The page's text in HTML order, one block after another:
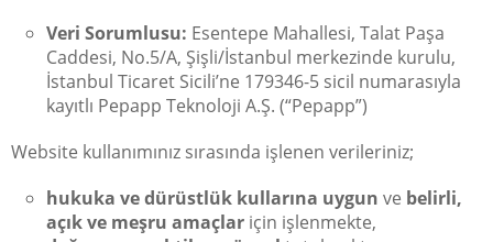
Veri Sorumlusu: Esentepe Mahallesi, Talat Paşa
Caddesi, No.5/A, Şişli/İstanbul merkezinde kurulu,
İstanbul Ticaret Sicili’ne 179346-5 sicil numarasıyla
kayıtlı Pepapp Teknoloji A.Ş. (“Pepapp”)
Website kullanımınız sırasında işlenen verileriniz;
hukuka ve dürüstlük kullarına uygun ve belirli,
açık ve meşru amaçlar için işlenmekte,